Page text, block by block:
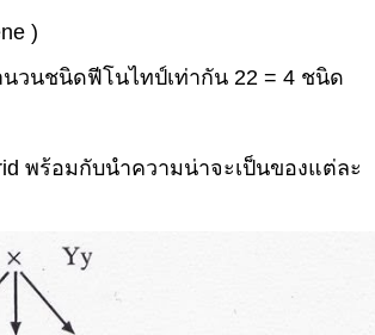
)
วนชนิดฟีโนไทป์เท่ากัน 22 = 4 ชนิด
พร้อมกับนำความน่าจะเป็นของแต่ละ